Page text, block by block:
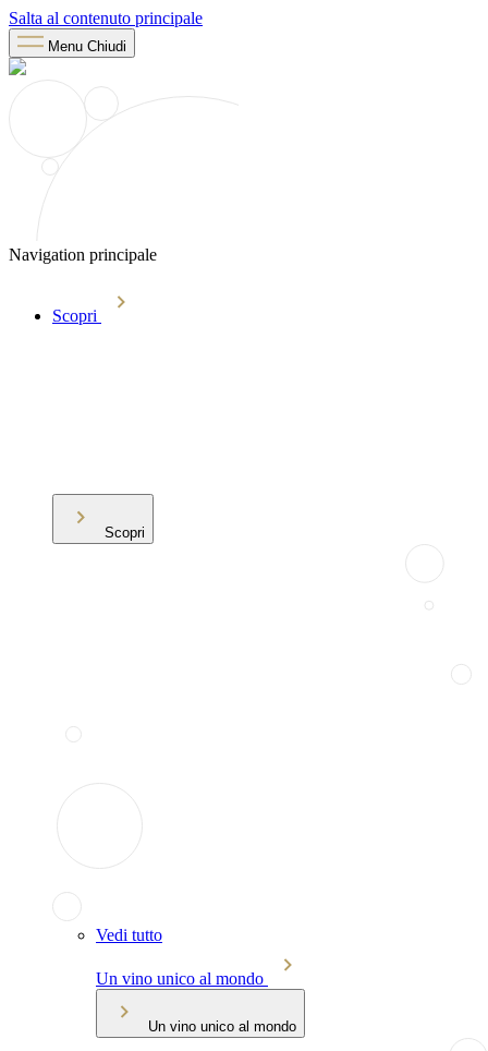
Salta al contenuto principale
Menu Chiudi
Navigation principale
Scopri
Scopri
Vedi tutto
Un vino unico al mondo
Un vino unico al mondo